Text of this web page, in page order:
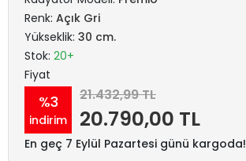
Renk: Açık Gri
Yükseklik: 30 cm.
Stok: 20+
Fiyat
%3
indirim
21.432,99 TL
20.790,00 TL
En geç 7 Eylül Pazartesi günü kargoda!